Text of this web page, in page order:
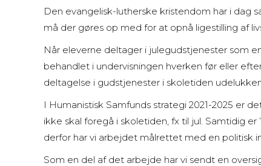
Den evangelisk-lutherske kristendom har i dag
må der gøres op med for at opnå ligestilling af
Når eleverne deltager i julegudstjenester som
behandlet i undervisningen hverken før eller
deltagelse i gudstjenester i skoletiden
I Humanistisk Samfunds strategi 2021-2025 er
ikke skal foregå i skoletiden, fx til jul. Samtidig
derfor har vi arbejdet målrettet med en politisk
Som en del af det arbejde har vi sendt en